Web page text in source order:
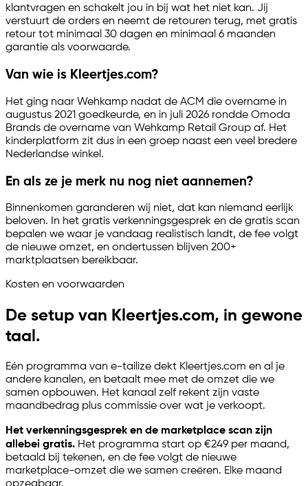
klantvragen en schakelt jou in bij wat het niet kan. Jij
verstuurt de orders en neemt de retouren terug, met gratis
retour tot minimaal 30 dagen en minimaal 6 maanden
garantie als voorwaarde.
Van wie is Kleertjes.com?
Het ging naar Wehkamp nadat de ACM die overname in
augustus 2021 goedkeurde, en in juli 2026 rondde Omoda
Brands de overname van Wehkamp Retail Group af. Het
kinderplatform zit dus in een groep naast een veel bredere
Nederlandse winkel.
En als ze je merk nu nog niet aannemen?
Binnenkomen garanderen wij niet, dat kan niemand eerlijk
beloven. In het gratis verkenningsgesprek en de gratis scan
bepalen we waar je vandaag realistisch landt, de fee volgt
de nieuwe omzet, en ondertussen blijven 200+
marktplaatsen bereikbaar.
Kosten en voorwaarden
De setup van Kleertjes.com, in gewone
taal.
Eén programma van e-tailize dekt Kleertjes.com en al je
andere kanalen, en betaalt mee met de omzet die we
samen opbouwen. Het kanaal zelf rekent zijn vaste
maandbedrag plus commissie over wat je verkoopt.
Het verkenningsgesprek en de marketplace scan zijn
allebei gratis. Het programma start op €249 per maand,
betaald bij tekenen, en de fee volgt de nieuwe
marketplace-omzet die we samen creëren. Elke maand